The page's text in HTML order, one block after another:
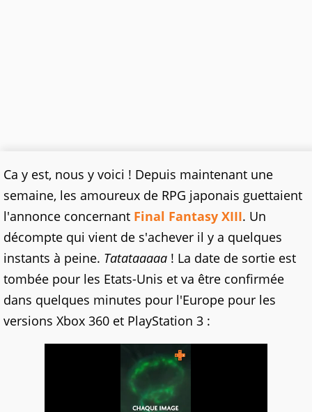
Ca y est, nous y voici ! Depuis maintenant une
semaine, les amoureux de RPG japonais guettaient
l'annonce concernant Final Fantasy XIII. Un
décompte qui vient de s'achever il y a quelques
instants à peine. Tatataaaaa ! La date de sortie est
tombée pour les Etats-Unis et va être confirmée
dans quelques minutes pour l'Europe pour les
versions Xbox 360 et PlayStation 3 :